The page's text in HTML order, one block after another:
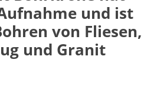
und ist
von Fliesen,
und Granit